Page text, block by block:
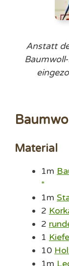
Anstatt
Material
1m
1m
2
2
1
10
1m